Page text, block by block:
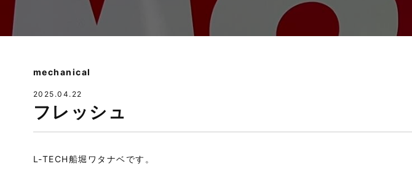
mechanical
2025.04.22
フレッシュ
L-TECH船堀ワタナベです。